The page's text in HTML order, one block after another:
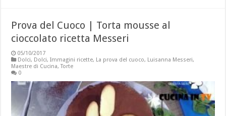
Prova del Cuoco | Torta mousse al
cioccolato ricetta Messeri
05/10/2017
Dolci, Dolci,Immagini ricette, La prova del cuoco, Luisanna Messeri,
Maestre di Cucina,Torte
0